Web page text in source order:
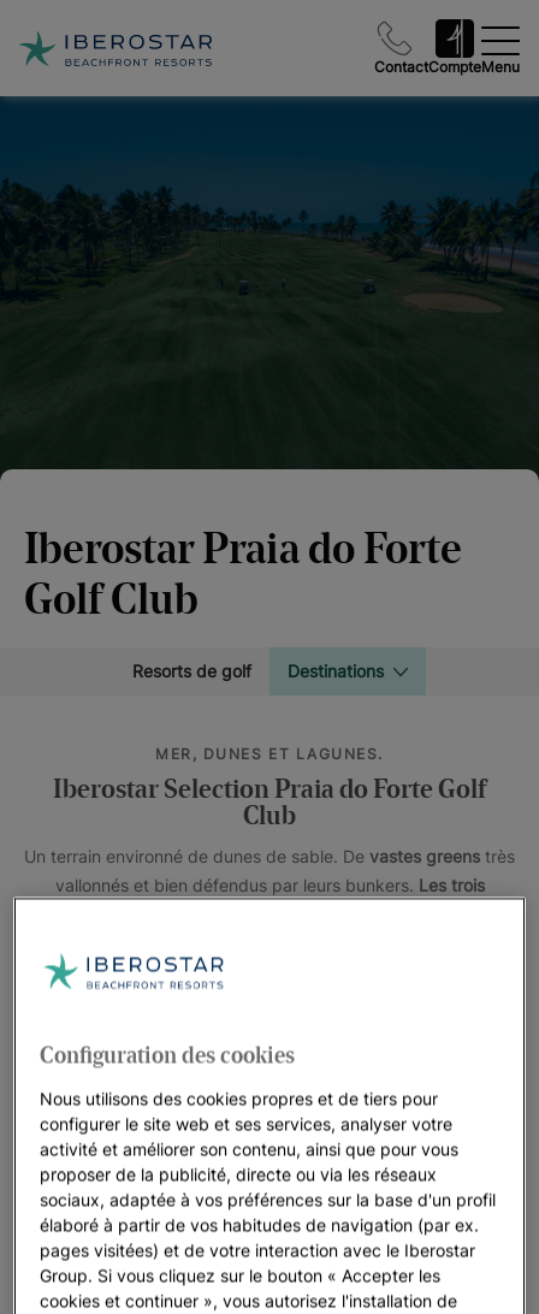
ContactCompteMenu
Iberostar Praia do Forte
Golf Club
Resorts de golf Destinations
MER, DUNES ET LAGUNES.
Iberostar Selection Praia do Forte Golf
Club
Un terrain environné de dunes de sable. De vastes greens très
vallonnés et bien défendus par leurs bunkers. Les trois
60 km de Salvador, la capitale de l’état de Bahia, et sont
Bahia etIberostar Selection Praia do Fortevous offriront un
séjour unique pour vos prochaines vacances.
Photos et vidéos
Configuration des cookies
Nous utilisons des cookies propres et de tiers pour
configurer le site web et ses services, analyser votre
activité et améliorer son contenu, ainsi que pour vous
proposer de la publicité, directe ou via les réseaux
sociaux, adaptée à vos préférences sur la base d'un profil
élaboré à partir de vos habitudes de navigation (par ex.
pages visitées) et de votre interaction avec le Iberostar
Group. Si vous cliquez sur le bouton « Accepter les
cookies et continuer », vous autorisez l'installation de